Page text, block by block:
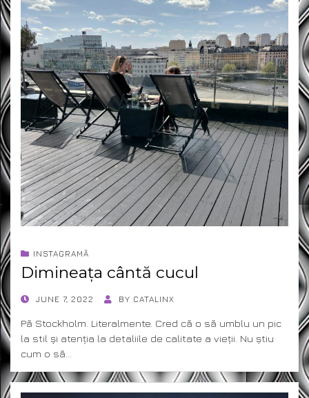
INSTAGRAMĂ
Dimineața cântă cucul
POSTEDJUNE 7, 2022 BY CATALINX
Pă Stockholm. Literalmente. Cred că o să umblu un pic
la stil și atenția la detaliile de calitate a vieții. Nu știu
cum o să…